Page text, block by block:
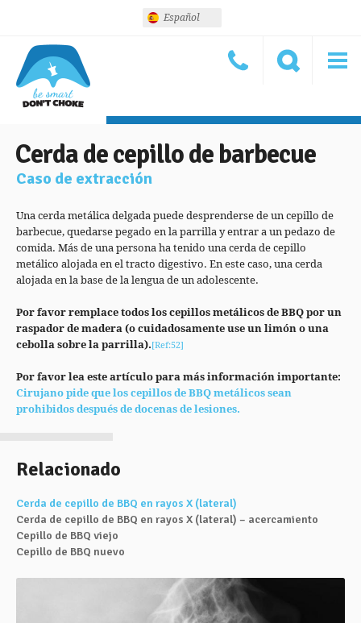
Español
Cerda de cepillo de barbecue
Caso de extracción
Una cerda metálica delgada puede desprenderse de un cepillo de
barbecue, quedarse pegado en la parrilla y entrar a un pedazo de
comida. Más de una persona ha tenido una cerda de cepillo
metálico alojada en el tracto digestivo. En este caso, una cerda
alojada en la base de la lengua de un adolescente.
Por favor remplace todos los cepillos metálicos de BBQ por un
raspador de madera (o cuidadosamente use un limón o una
cebolla sobre la parrilla).[Ref:52]
Por favor lea este artículo para más información importante:
Cirujano pide que los cepillos de BBQ metálicos sean
prohibidos después de docenas de lesiones.
Relacionado
Cerda de cepillo de BBQ en rayos X (lateral)
Cerda de cepillo de BBQ en rayos X (lateral) – acercamiento
Cepillo de BBQ viejo
Cepillo de BBQ nuevo